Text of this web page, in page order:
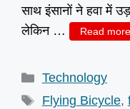
साथ इंसानों ने हवा में
लेकिन …
Read more
Categories
Technology
Tags
Flying Bicycle,